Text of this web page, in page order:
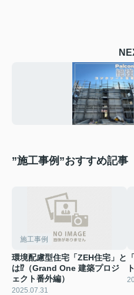
”施工事例”おすすめ記事
施工事例
環境配慮型住宅「ZEH住宅」と
は⁉（Grand One 建築プロジ
ェクト番外編）
2025.07.31